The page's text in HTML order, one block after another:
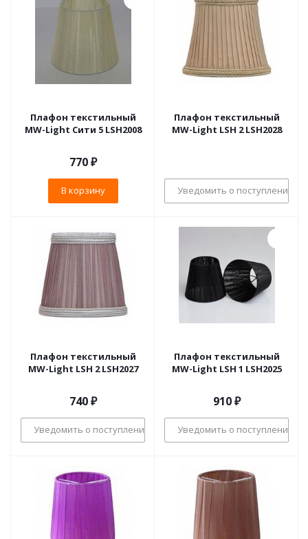
Плафон текстильный
MW-Light Сити 5 LSH2008
770₽
В корзину
Плафон текстильный
MW-Light LSH 2 LSH2028
Уведомить о поступлении
Плафон текстильный
MW-Light LSH 2 LSH2027
740₽
Уведомить о поступлении
Плафон текстильный
MW-Light LSH 1 LSH2025
910₽
Уведомить о поступлении